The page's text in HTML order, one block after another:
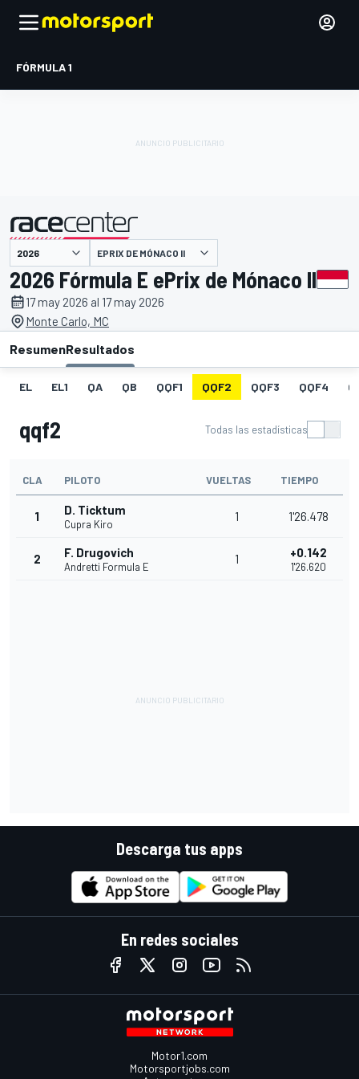
FÓRMULA 1
presentado por EPRIX DE MÓNACO II
2026 Fórmula E ePrix de Mónaco II
17 may 2026 al 17 may 2026
Monte Carlo, MC
ResumenResultados
EL EL1 QA QB QQF1 QQF2 QQF3 QQF4
qqf2 Todas las estadísticas
CLA PILOTO VUELTAS TIEMPO
1 D. Ticktum
Cupra Kiro
1 1'26.478
2 F. Drugovich
Andretti Formula E
1 +0.142
1'26.620
Descarga tus apps
En redes sociales
Motor1.com
Motorsportjobs.com